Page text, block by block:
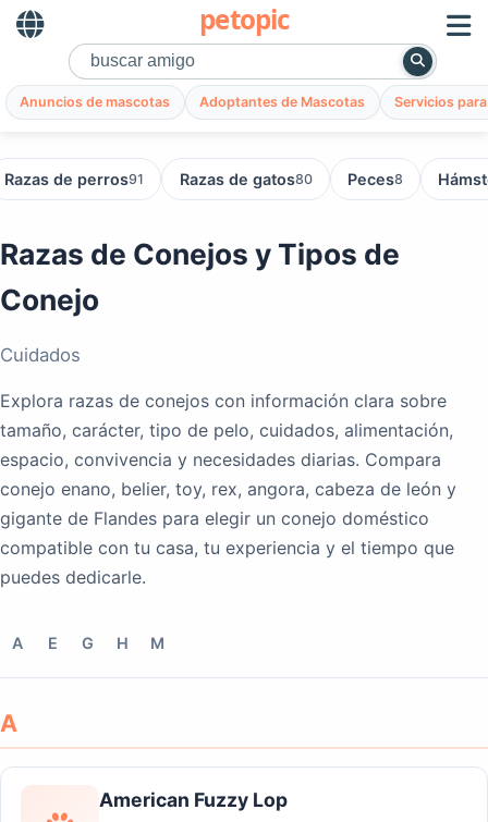
petopic
Anuncios de mascotas Adoptantes de Mascotas Servicios
Razas de perros91 Razas de gatos80 Peces8
Razas de Conejos y Tipos de
Conejo
Cuidados
Explora razas de conejos con información clara sobre
tamaño, carácter, tipo de pelo, cuidados, alimentación,
espacio, convivencia y necesidades diarias. Compara
conejo enano, belier, toy, rex, angora, cabeza de león y
gigante de Flandes para elegir un conejo doméstico
compatible con tu casa, tu experiencia y el tiempo que
puedes dedicarle.
A E G H M
A
American Fuzzy Lop